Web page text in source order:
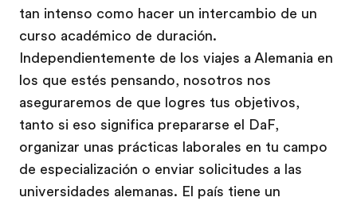
tan intenso como hacer un intercambio de un
curso académico de duración.
Independientemente de los viajes a Alemania en
los que estés pensando, nosotros nos
aseguraremos de que logres tus objetivos,
tanto si eso significa prepararse el DaF,
organizar unas prácticas laborales en tu campo
de especialización o enviar solicitudes a las
universidades alemanas. El país tiene un